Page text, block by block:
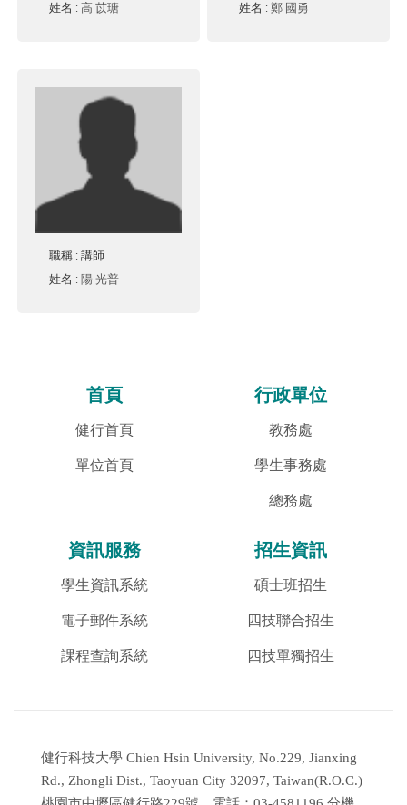
姓名 :高 苡瑭
姓名 :鄭 國勇
職稱 : 講師
姓名 : 陽 光普
首頁
健行首頁
單位首頁
行政單位
教務處
學生事務處
總務處
資訊服務
學生資訊系統
電子郵件系統
課程查詢系統
招生資訊
碩士班招生
四技聯合招生
四技單獨招生
健行科技大學 Chien Hsin University, No.229, Jianxing
Rd., Zhongli Dist., Taoyuan City 32097, Taiwan(R.O.C.)